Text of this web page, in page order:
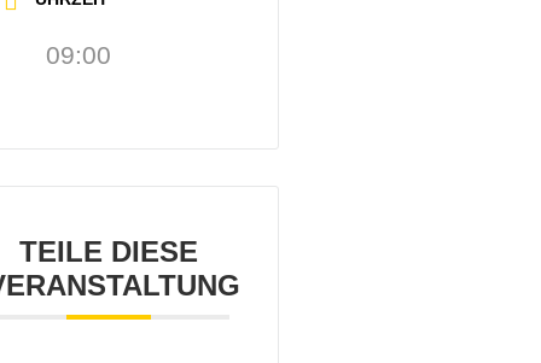
09:00
TEILE DIESE